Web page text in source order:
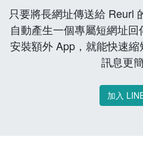
只要將長網址傳送給 Reurl
自動產生一個專屬短網址
安裝額外 App，就能快速縮
訊息更簡
加入